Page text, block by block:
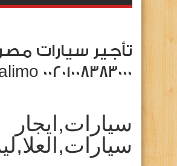
تأجير سيارات
00201008383000
سيارات,ايجار